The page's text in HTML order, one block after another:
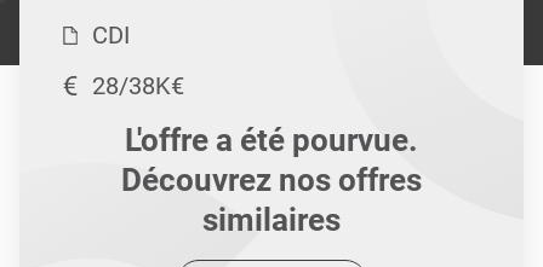
CDI
28/38K€
L'offre a été pourvue.
Découvrez nos offres
similaires